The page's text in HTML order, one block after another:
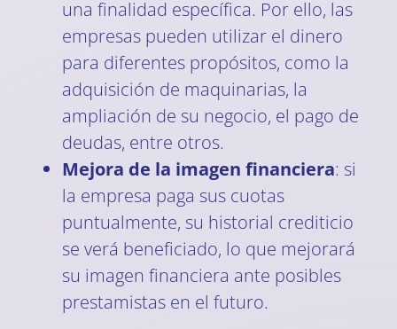
una finalidad específica. Por ello, las
empresas pueden utilizar el dinero
para diferentes propósitos, como la
adquisición de maquinarias, la
ampliación de su negocio, el pago de
deudas, entre otros.
Mejora de la imagen financiera: si
la empresa paga sus cuotas
puntualmente, su historial crediticio
se verá beneficiado, lo que mejorará
su imagen financiera ante posibles
prestamistas en el futuro.